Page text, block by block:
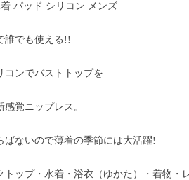
パッド シリコン メンズ
誰でも使える!!
コンでバストトップを
感覚ニップレス。
ばないので薄着の季節には大活躍!
トップ・水着・浴衣（ゆかた）・着物・